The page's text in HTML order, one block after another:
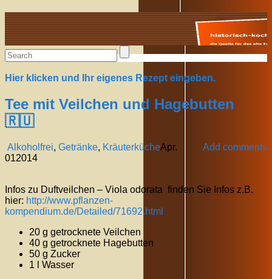
Alte Rezepte online
Hier klicken und Ihr eigenes Rezept eingeben.
Tee mit Veilchen und Hagebutten
🇷🇺
Alkoholfrei, Getränke, Kräuterküche Add comments
Apr.
012014
Infos zu Duftveilchen – Viola odorata finden Sie Infos z.B.
hier: http://www.pflanzen-
kompendium.de/Detailed/71692.html
20 g getrocknete Veilchen
40 g getrocknete Hagebutten
50 g Zucker
1 l Wasser